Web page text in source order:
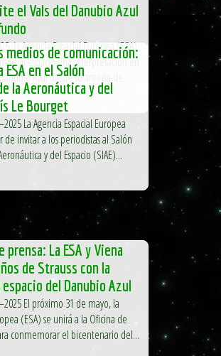
el Vals del Danubio Azul
la Agencia Espacial Europea (ESA)
al espacio una interpretación en
Azul desde su antena de...
medios de comunicación:
en el Salón
la Aeronáutica y del
Le Bourget
La Agencia Espacial Europea
de invitar a los periodistas al Salón
y del Espacio (SIAE)...
prensa: La ESA y Viena
de Strauss con la
del Danubio Azul
El próximo 31 de mayo, la
(ESA) se unirá a la Oficina de
conmemorar el bicentenario del...